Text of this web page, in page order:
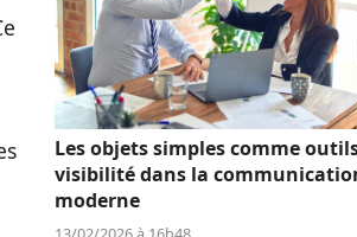
Les objets simples comme
visibilité dans la
moderne